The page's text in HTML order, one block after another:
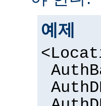
예제